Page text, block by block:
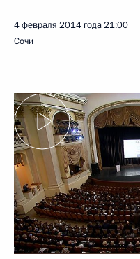
4 февраля 2014 года21:00
Сочи